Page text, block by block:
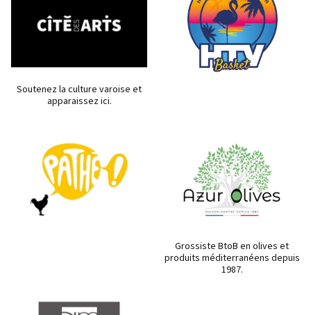
Soutenez la culture varoise et
apparaissez ici.
Grossiste BtoB en olives et
produits méditerranéens depuis
1987.